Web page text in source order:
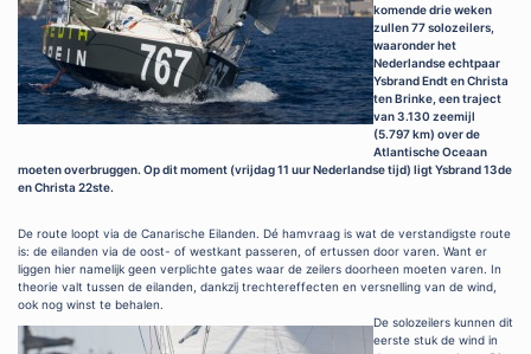
komende drie weken
zullen 77 solozeilers,
waaronder het
Nederlandse echtpaar
Ysbrand Endt en Christa
ten Brinke, een traject
van 3.130 zeemijl
(5.797 km) over de
Atlantische Oceaan
moeten overbruggen. Op dit moment (vrijdag 11 uur Nederlandse tijd) ligt Ysbrand 13de
en Christa 22ste.
De route loopt via de Canarische Eilanden. Dé hamvraag is wat de verstandigste route
is: de eilanden via de oost- of westkant passeren, of ertussen door varen. Want er
liggen hier namelijk geen verplichte gates waar de zeilers doorheen moeten varen. In
theorie valt tussen de eilanden, dankzij trechtereffecten en versnelling van de wind,
ook nog winst te behalen.
De solozeilers kunnen dit
eerste stuk de wind in